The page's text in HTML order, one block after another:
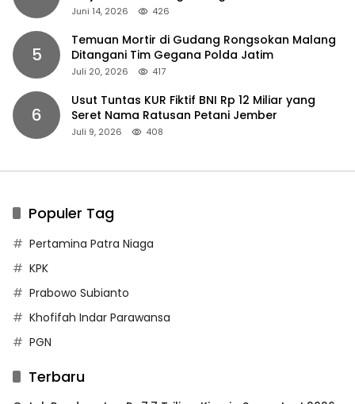
Juni 14, 2026 426
5
Temuan Mortir di Gudang Rongsokan Malang
Ditangani Tim Gegana Polda Jatim
Juli 20, 2026 417
6
Usut Tuntas KUR Fiktif BNI Rp 12 Miliar yang
Seret Nama Ratusan Petani Jember
Juli 9, 2026 408
Populer Tag
Pertamina Patra Niaga
KPK
Prabowo Subianto
Khofifah Indar Parawansa
PGN
Terbaru